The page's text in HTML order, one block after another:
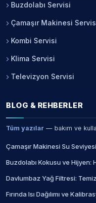
Buzdolabı Servisi
Çamaşır Makinesi
Kombi Servisi
Klima Servisi
Televizyon Servisi
BLOG & REHBERLER
Tüm yazılar — bakım ve
Çamaşır Makinesi Su
Buzdolabı Kokusu ve Hijyen:
Davlumbaz Yağ Filtresi:
Fırında Isı Dağılımı ve